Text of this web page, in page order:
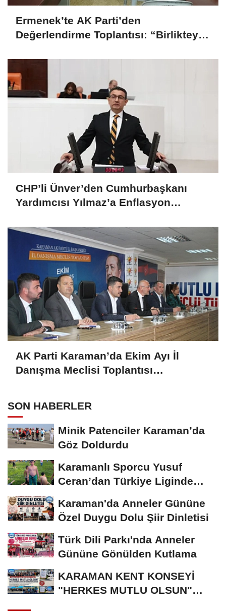
Ermenek’te AK Parti’den
Değerlendirme Toplantısı: “Birlikteyiz,
CHP’li Ünver’den Cumhurbaşkanı
Yardımcısı Yılmaz’a Enflasyon
Iskalanıyor?
AK Parti Karaman’da Ekim Ayı İl
Danışma Meclisi Toplantısı
SON HABERLER
Minik Patenciler Karaman’da
Göz Doldurdu
Karamanlı Sporcu Yusuf
Ceran’dan Türkiye Liginde
Karaman'da Anneler Gününe
Özel Duygu Dolu Şiir Dinletisi
Türk Dili Parkı'nda Anneler
Gününe Gönülden Kutlama
KARAMAN KENT KONSEYİ
"HERKES MUTLU OLSUN"